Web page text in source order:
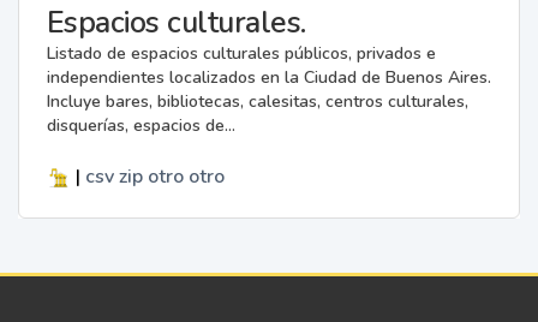
Espacios culturales.
Listado de espacios culturales públicos, privados e
independientes localizados en la Ciudad de Buenos Aires.
Incluye bares, bibliotecas, calesitas, centros culturales,
disquerías, espacios de...
| csv zip otro otro